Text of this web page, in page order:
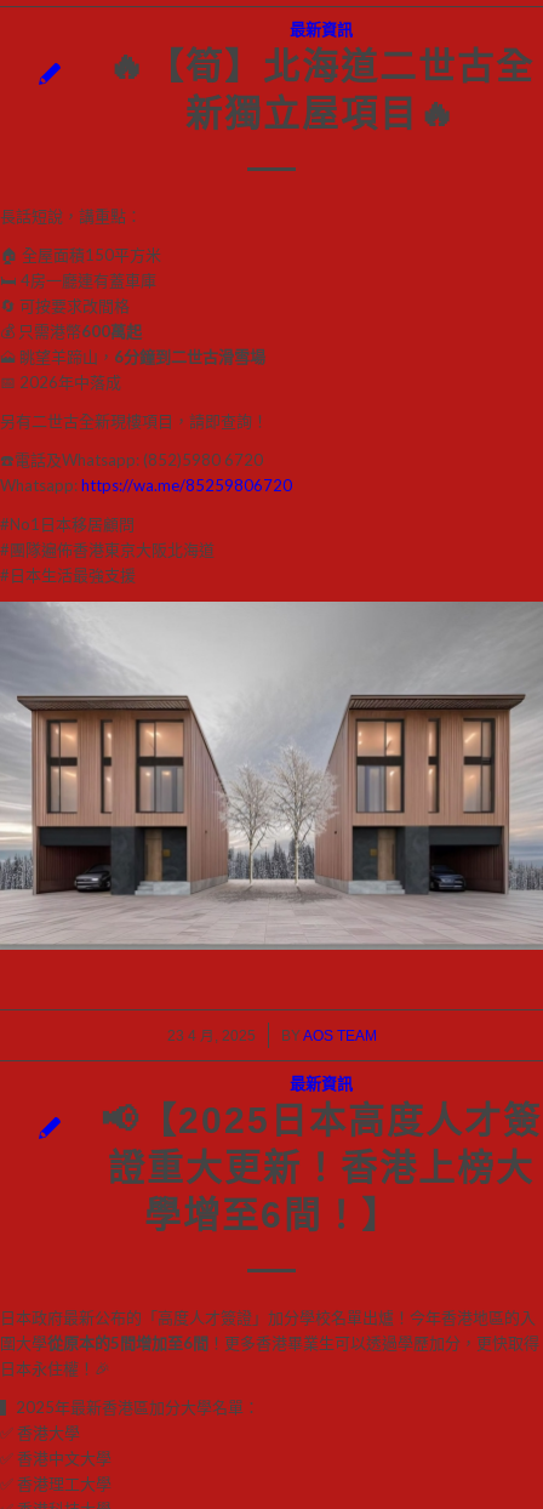
最新資訊
🔥【筍】北海道二世古全
新獨立屋項目🔥
長話短說，講重點：
🏠 全屋面積150平方米
🛏 4房一廳連有蓋車庫
🔄 可按要求改間格
💰 只需港幣600萬起
🗻 眺望羊蹄山， 6分鐘到二世古滑雪場
📅 2026年中落成
另有二世古全新現樓項目，請即查詢！
☎️電話及Whatsapp: (852)5980 6720
Whatsapp:https://wa.me/85259806720
#No1日本移居顧問
#團隊遍佈香港東京大阪北海道
#日本生活最強支援
23 4 月, 2025
/ BYAOS TEAM
最新資訊
📢【2025日本高度人才簽
證重大更新！香港上榜大
學增至6間！】
日本政府最新公布的「高度人才簽證」加分學校名單出爐！今年香港地區的入
圍大學從原本的5間增加至6間 ！更多香港畢業生可以透過學歷加分，更快取得
日本永住權！🎉
▍2025年最新香港區加分大學名單：
✅ 香港大學
✅ 香港中文大學
✅ 香港理工大學